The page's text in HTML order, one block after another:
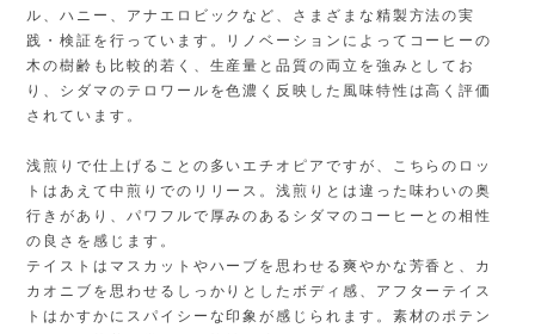
ル、ハニー、アナエロビックなど、さまざまな精製方法の実
践・検証を行っています。リノベーションによってコーヒーの
木の樹齢も比較的若く、生産量と品質の両立を強みとしてお
り、シダマのテロワールを色濃く反映した風味特性は高く評価
されています。
浅煎りで仕上げることの多いエチオピアですが、こちらのロッ
トはあえて中煎りでのリリース。浅煎りとは違った味わいの奥
行きがあり、パワフルで厚みのあるシダマのコーヒーとの相性
の良さを感じます。
テイストはマスカットやハーブを思わせる爽やかな芳香と、カ
カオニブを思わせるしっかりとしたボディ感、アフターテイス
トはかすかにスパイシーな印象が感じられます。素材のポテン